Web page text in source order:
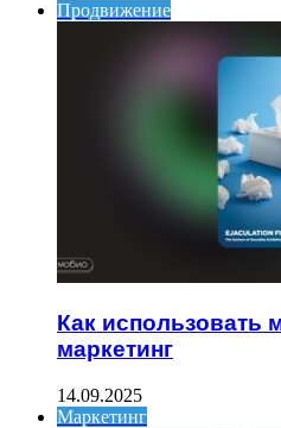
Продвижение
Как использовать
маркетинг
14.09.2025
Маркетинг